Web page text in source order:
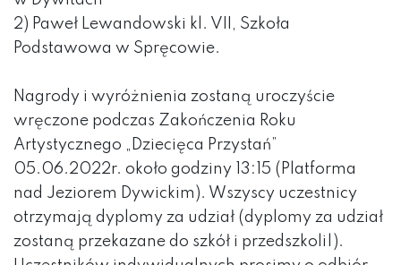
2) Paweł Lewandowski kl. VII, Szkoła
Podstawowa w Spręcowie.
Nagrody i wyróżnienia zostaną uroczyście
wręczone podczas Zakończenia Roku
Artystycznego „Dziecięca Przystań”
05.06.2022r. około godziny 13:15 (Platforma
nad Jeziorem Dywickim). Wszyscy uczestnicy
otrzymają dyplomy za udział (dyplomy za udział
zostaną przekazane do szkół i przedszkoli|).